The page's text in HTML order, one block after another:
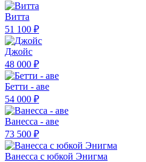
Витта
51 100 ₽
Джойс
48 000 ₽
Бетти - аве
54 000 ₽
Ванесса - аве
73 500 ₽
Ванесса с юбкой Энигма